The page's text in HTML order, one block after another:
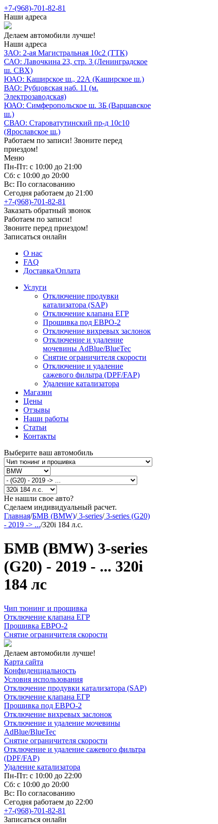
+7-(968)-701-82-81
Наши адреса
Делаем автомобили лучше!
Наши адреса
ЗАО: 2-ая Магистральная 10с2 (ТТК)
САО: Лавочкина 23, стр. 3 (Ленинградское
ш. СВХ)
ЮАО: Каширское ш., 22А (Каширское ш.)
ВАО: Рубцовская наб. 11 (м.
Электрозаводская)
ЮАО: Симферопольское ш. 3Б (Варшавское
ш.)
СВАО: Староватутинский пр-д 10с10
(Ярославское ш.)
Работаем по записи! Звоните перед
приездом!
Меню
Пн-Пт: с 10:00 до 21:00
Сб: с 10:00 до 20:00
Вс: По согласованию
Сегодня работаем до 21:00
+7-(968)-701-82-81
Заказать обратный звонок
Работаем по записи!
Звоните перед приездом!
Записаться онлайн
О нас
FAQ
Доставка/Оплата
Услуги
Отключение продувки
катализатора (SAP)
Отключение клапана ЕГР
Прошивка под ЕВРО-2
Отключение вихревых заслонок
Отключение и удаление
мочевины AdBlue/BlueTec
Снятие ограничителя скорости
Отключение и удаление
сажевого фильтра (DPF/FAP)
Удаление катализатора
Магазин
Цены
Отзывы
Наши работы
Статьи
Контакты
Выберите ваш автомобиль
Не нашли свое авто?
Сделаем индивидуальный расчет.
Главная/БМВ (BMW)/3-series/3-series (G20)
- 2019 -> .../320i 184 л.с.
БМВ (BMW) 3-series
(G20) - 2019 - ... 320i
184 лс
Чип тюнинг и прошивка
Отключение клапана ЕГР
Прошивка ЕВРО-2
Снятие ограничителя скорости
Делаем автомобили лучше!
Карта сайта
Конфиденциальность
Условия использования
Отключение продувки катализатора (SAP)
Отключение клапана ЕГР
Прошивка под ЕВРО-2
Отключение вихревых заслонок
Отключение и удаление мочевины
AdBlue/BlueTec
Снятие ограничителя скорости
Отключение и удаление сажевого фильтра
(DPF/FAP)
Удаление катализатора
Пн-Пт: с 10:00 до 22:00
Сб: с 10:00 до 20:00
Вс: По согласованию
Сегодня работаем до 22:00
+7-(968)-701-82-81
Записаться онлайн